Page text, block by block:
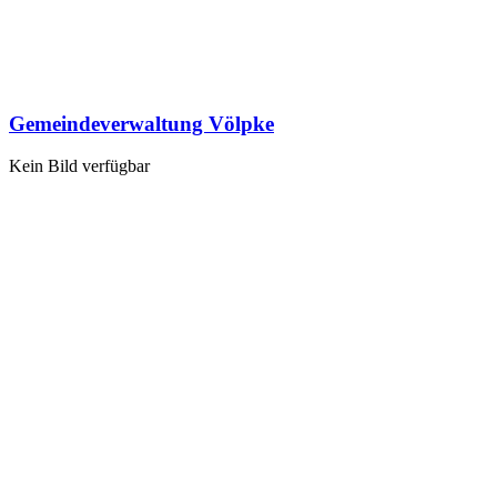
Gemeindeverwaltung Völpke
Kein Bild verfügbar